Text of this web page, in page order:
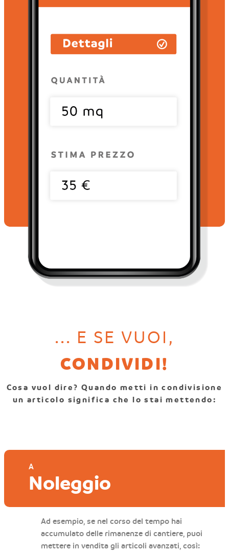
... E SE VUOI,
CONDIVIDI!
Cosa vuol dire? Quando metti in condivisione
un articolo significa che lo stai mettendo:
A
Noleggio
Ad esempio, se nel corso del tempo hai
accumulato delle rimanenze di cantiere, puoi
mettere in vendita gli articoli avanzati, così: